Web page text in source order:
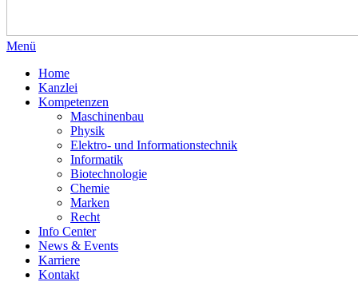
Menü
Home
Kanzlei
Kompetenzen
Maschinenbau
Physik
Elektro- und Informationstechnik
Informatik
Biotechnologie
Chemie
Marken
Recht
Info Center
News & Events
Karriere
Kontakt